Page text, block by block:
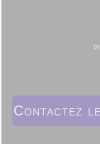
Contactez